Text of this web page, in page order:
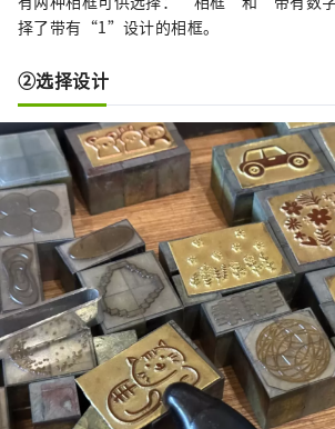
择了带有“1”设计的相框。
②选择设计